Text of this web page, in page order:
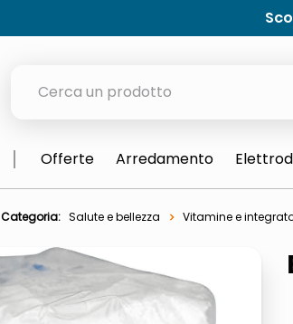
orologio parete
porta tv
elenco
Offerte Arredamento
Categoria: Salute e bellezza Vitamine e